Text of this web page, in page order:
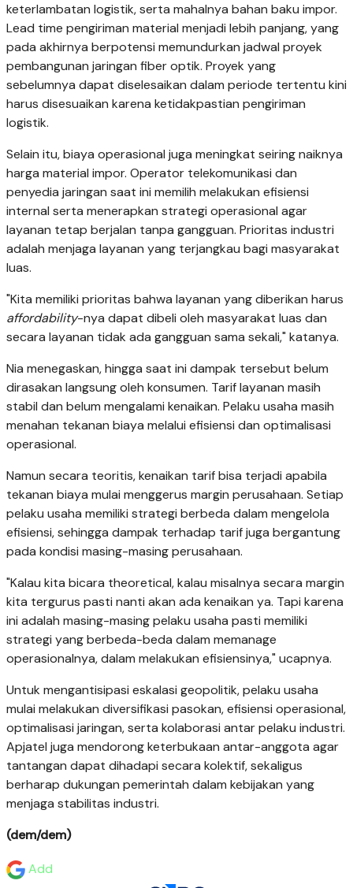
keterlambatan logistik, serta mahalnya bahan baku impor.
Lead time pengiriman material menjadi lebih panjang, yang
pada akhirnya berpotensi memundurkan jadwal proyek
pembangunan jaringan fiber optik. Proyek yang
sebelumnya dapat diselesaikan dalam periode tertentu kini
harus disesuaikan karena ketidakpastian pengiriman
logistik.
Selain itu, biaya operasional juga meningkat seiring naiknya
harga material impor. Operator telekomunikasi dan
penyedia jaringan saat ini memilih melakukan efisiensi
internal serta menerapkan strategi operasional agar
layanan tetap berjalan tanpa gangguan. Prioritas industri
adalah menjaga layanan yang terjangkau bagi masyarakat
luas.
"Kita memiliki prioritas bahwa layanan yang diberikan harus
affordability-nya dapat dibeli oleh masyarakat luas dan
secara layanan tidak ada gangguan sama sekali," katanya.
Nia menegaskan, hingga saat ini dampak tersebut belum
dirasakan langsung oleh konsumen. Tarif layanan masih
stabil dan belum mengalami kenaikan. Pelaku usaha masih
menahan tekanan biaya melalui efisiensi dan optimalisasi
operasional.
Namun secara teoritis, kenaikan tarif bisa terjadi apabila
tekanan biaya mulai menggerus margin perusahaan. Setiap
pelaku usaha memiliki strategi berbeda dalam mengelola
efisiensi, sehingga dampak terhadap tarif juga bergantung
pada kondisi masing-masing perusahaan.
"Kalau kita bicara theoretical, kalau misalnya secara margin
kita tergurus pasti nanti akan ada kenaikan ya. Tapi karena
ini adalah masing-masing pelaku usaha pasti memiliki
strategi yang berbeda-beda dalam memanage
operasionalnya, dalam melakukan efisiensinya," ucapnya.
Untuk mengantisipasi eskalasi geopolitik, pelaku usaha
mulai melakukan diversifikasi pasokan, efisiensi operasional,
optimalisasi jaringan, serta kolaborasi antar pelaku industri.
Apjatel juga mendorong keterbukaan antar-anggota agar
tantangan dapat dihadapi secara kolektif, sekaligus
berharap dukungan pemerintah dalam kebijakan yang
menjaga stabilitas industri.
(dem/dem)
Add